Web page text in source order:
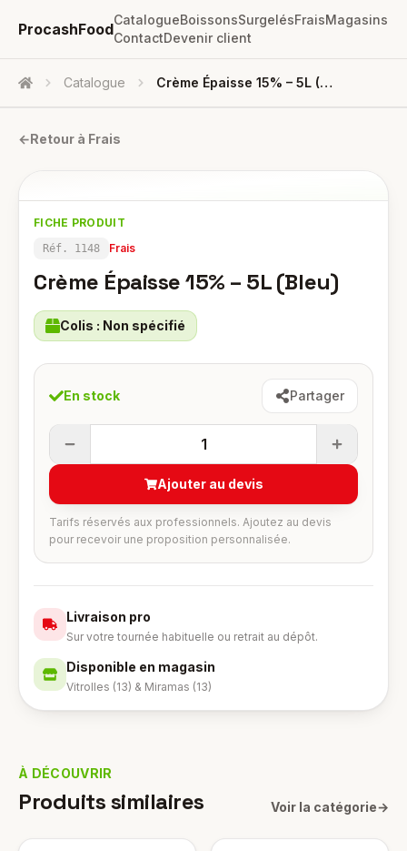
ProcashFood
CatalogueBoissonsSurgelésFraisMagasins
ContactDevenir client
Accueil Catalogue Crème Épaisse 15% – 5L (Bleu)
←Retour à Frais
FICHE PRODUIT
Réf. 1148 Frais
Crème Épaisse 15% – 5L (Bleu)
Colis : Non spécifié
En stock Partager
1
Ajouter au devis
Tarifs réservés aux professionnels. Ajoutez au devis
pour recevoir une proposition personnalisée.
Livraison pro
Sur votre tournée habituelle ou retrait au dépôt.
Disponible en magasin
Vitrolles (13) & Miramas (13)
À DÉCOUVRIR
Produits similaires Voir la catégorie→